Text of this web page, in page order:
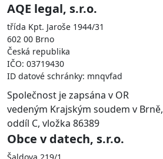
AQE legal, s.r.o.
třída Kpt. Jaroše 1944/31
602 00 Brno
Česká republika
IČO: 03719430
ID datové schránky: mnqvfad
Společnost je zapsána v OR
vedeným Krajským soudem v Brně,
oddíl C, vložka 86389
Obce v datech, s.r.o.